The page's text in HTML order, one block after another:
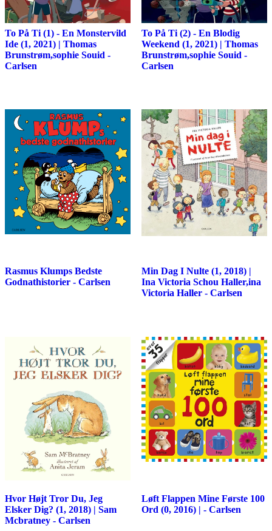
To På Ti (1) - En Monstervild
Ide (1, 2021) | Thomas
Brunstrøm,sophie Souid -
Carlsen
To På Ti (2) - En Blodig
Weekend (1, 2021) | Thomas
Brunstrøm,sophie Souid -
Carlsen
Rasmus Klumps Bedste
Godnathistorier - Carlsen
Min Dag I Nulte (1, 2018) |
Ina Victoria Schou Haller,ina
Victoria Haller - Carlsen
Hvor Højt Tror Du, Jeg
Elsker Dig? (1, 2018) | Sam
Mcbratney - Carlsen
Løft Flappen Mine Første 100
Ord (0, 2016) | - Carlsen